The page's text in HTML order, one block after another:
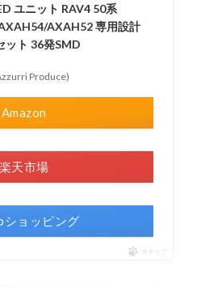
ユニット RAV4 50系
AXAH52 専用設計
ット 36発SMD
Produce)
Amazon
楽天市場
ショッピング
ポチップ